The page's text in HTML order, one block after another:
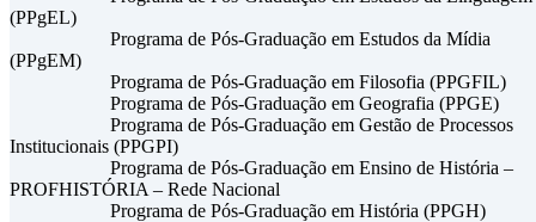
(PPgEL)
Programa de Pós-Graduação em Estudos da Mídia
(PPgEM)
Programa de Pós-Graduação em Filosofia (PPGFIL)
Programa de Pós-Graduação em Geografia (PPGE)
Programa de Pós-Graduação em Gestão de Processos
Institucionais (PPGPI)
Programa de Pós-Graduação em Ensino de História –
PROFHISTÓRIA – Rede Nacional
Programa de Pós-Graduação em História (PPGH)